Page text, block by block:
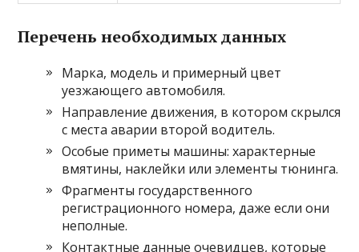
Перечень необходимых данных
Марка, модель и примерный цвет
уезжающего автомобиля.
Направление движения, в котором скрылся
с места аварии второй водитель.
Особые приметы машины: характерные
вмятины, наклейки или элементы тюнинга.
Фрагменты государственного
регистрационного номера, даже если они
неполные.
Контактные данные очевидцев, которые